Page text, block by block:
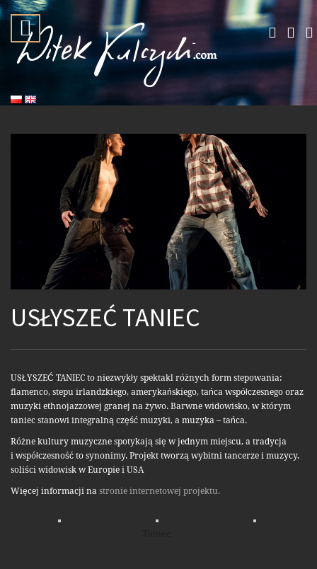
USŁYSZEĆ TANIEC
USŁYSZEĆ TANIEC to niezwykły spektakl różnych form stepowania:
flamenco, stepu irlandzkiego, amerykańskiego, tańca współczesnego oraz
muzyki ethnojazzowej granej na żywo. Barwne widowisko, w którym
taniec stanowi integralną część muzyki, a muzyka – tańca.
Różne kultury muzyczne spotykają się w jednym miejscu, a tradycja
i współczesność to synonimy. Projekt tworzą wybitni tancerze i muzycy,
soliści widowisk w Europie i USA
Więcej informacji na stronie internetowej projektu.